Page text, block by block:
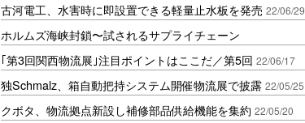
古河電工、水害時に即設置できる軽量止水板を発売 22/06/29
ホルムズ海峡封鎖〜試されるサプライチェーン
｢第3回関西物流展｣注目ポイントはここだ／第5回 22/06/17
独Schmalz、箱自動把持システム開催物流展で披露 22/05/25
クボタ、物流拠点新設し補修部品供給機能を集約 22/05/20